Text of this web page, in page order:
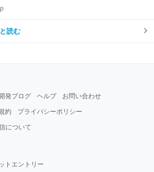
読む
発ブログ ヘルプ お問い合わせ
約 プライバシーポリシー
について
トエントリー